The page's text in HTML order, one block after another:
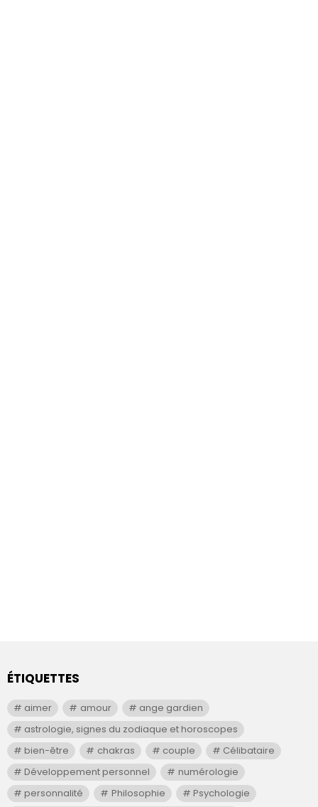
ÉTIQUETTES
aimer amour
ange gardien
astrologie, signes du zodiaque et horoscopes
bien-être
chakras couple
Célibataire
Développement personnel
numérologie
personnalité
Philosophie
Psychologie